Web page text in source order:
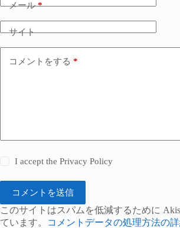
メール*
サイト
コメントをする *
I accept thePrivacy Policy
コメントを送信
このサイトはスパムを低減するために
ています。
コメントデータの処理方法の